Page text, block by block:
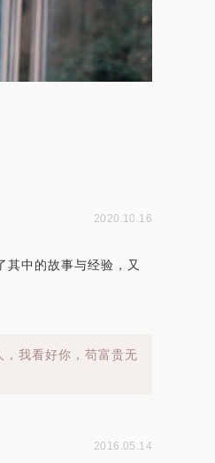
2020.10.16
其中的故事与经验，又
我看好你，苟富贵无
2016.05.14